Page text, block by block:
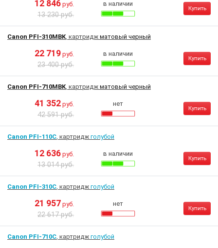
12 846 руб.
13 230 руб.
в наличии
Купить
Canon PFI-310MBK, картридж матовый черный
22 719 руб.
23 400 руб.
в наличии
Купить
Canon PFI-710MBK, картридж матовый черный
41 352 руб.
42 591 руб.
нет
Купить
Canon PFI-110C, картридж голубой
12 636 руб.
13 014 руб.
в наличии
Купить
Canon PFI-310C, картридж голубой
21 957 руб.
22 617 руб.
нет
Купить
Canon PFI-710C, картридж голубой